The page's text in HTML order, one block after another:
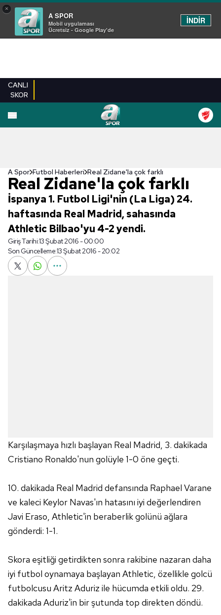
×
A SPOR
Mobil uygulaması
Ücretsiz - Google Play'de
İNDİR
CANLI
SKOR
A Spor Futbol Haberleri Real Zidane'la çok farklı
Real Zidane'la çok farklı
İspanya 1. Futbol Ligi'nin (La Liga) 24.
haftasında Real Madrid, sahasında
Athletic Bilbao'yu 4-2 yendi.
Giriş Tarihi:13 Şubat 2016 - 00:00
Son Güncelleme:13 Şubat 2016 - 20:02
Karşılaşmaya hızlı başlayan Real Madrid, 3. dakikada
Cristiano Ronaldo'nun golüyle 1-0 öne geçti.
10. dakikada Real Madrid defansında Raphael Varane
ve kaleci Keylor Navas'ın hatasını iyi değerlendiren
Javi Eraso, Athletic'in beraberlik golünü ağlara
gönderdi: 1-1.
Skora eşitliği getirdikten sonra rakibine nazaran daha
iyi futbol oynamaya başlayan Athletic, özellikle golcü
futbolcusu Aritz Aduriz ile hücumda etkili oldu. 29.
dakikada Aduriz'in bir şutunda top direkten döndü.